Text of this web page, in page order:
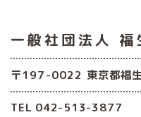
一般社団法人 福
〒197-0022 東京都福
TEL 042-513-3877